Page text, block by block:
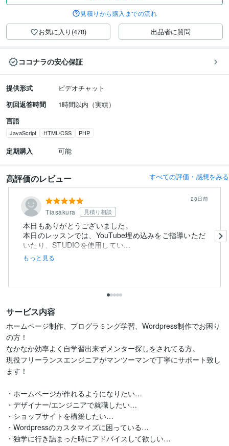
見積りから購入までの流れ
お気に入り(478) 出品者に質問
ココナラの安心保証
提供形式
ビデオチャット
初回返答時間
1時間以内（実績）
言語
JavaScript HTML/CSS PHP
定期購入 可能
高評価のレビュー すべての評価・感想をみる
Tiasakura 見積り相談
28日前
本日もありがとうございました。
本日のレッスンでは、YouTube埋め込みをご指導いただ
いたり、STUDIOを使用してい...
もっと見る
サービス内容
ホームページ制作、プログラミング学習、Wordpress制作でお困り
の方！
なかなか効率よく自学習出来ずメンター探しをされてる方。
現役フリーランスエンジニアがマンツーマンで丁寧にサポート致し
ます！
・ホームページが作れるようになりたい…
・デザイナー/エンジニアで就職したい…
・ショップサイトを構築したい…
・Wordpressのカスタマイズに困っている…
・独学に行き詰まった時にアドバイスして欲しい…